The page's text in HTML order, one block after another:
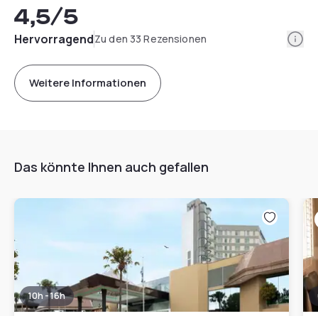
4,5/5
HervorragendZu den 33 Rezensionen
Weitere Informationen
Das könnte Ihnen auch gefallen
10h - 16h